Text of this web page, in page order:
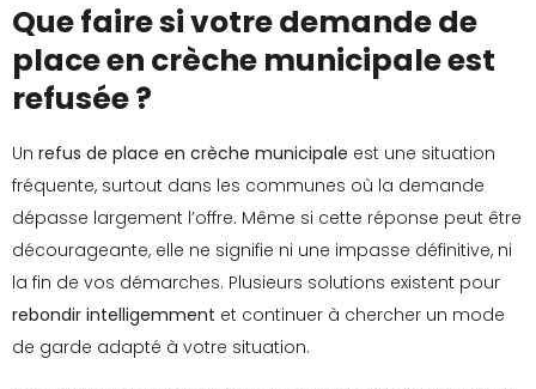
Que faire si votre demande de
place en crèche municipale est
refusée ?
Un refus de place en crèche municipale est une situation
fréquente, surtout dans les communes où la demande
dépasse largement l’offre. Même si cette réponse peut être
décourageante, elle ne signifie ni une impasse définitive, ni
la fin de vos démarches. Plusieurs solutions existent pour
rebondir intelligemment et continuer à chercher un mode
de garde adapté à votre situation.